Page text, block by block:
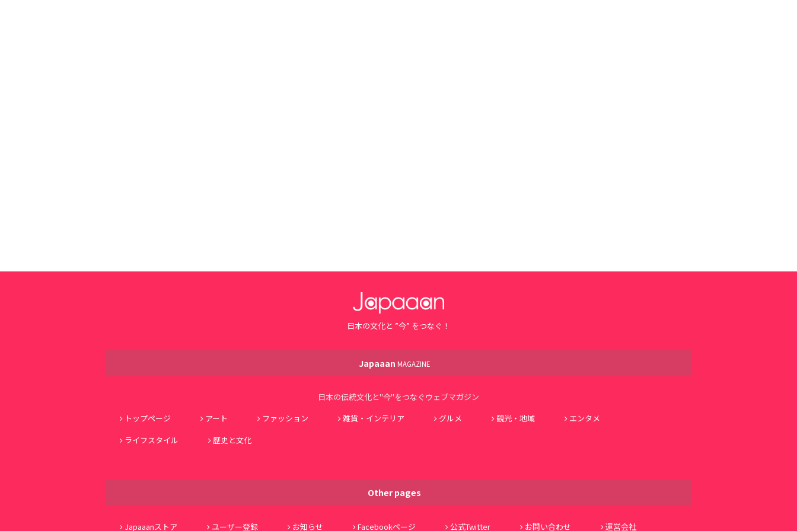
日本の文化と ”今” をつなぐ！
Japaaan MAGAZINE
日本の伝統文化と"今"をつなぐウェブマガジン
トップページ
アート ファッション 雑貨・インテリア グルメ 観光・地域
エンタメ
ライフスタイル
歴史と文化
Other pages
Japaaanストア ユーザー登録 お知らせ Facebookページ 公式Twitter お問い合わせ 運営会社